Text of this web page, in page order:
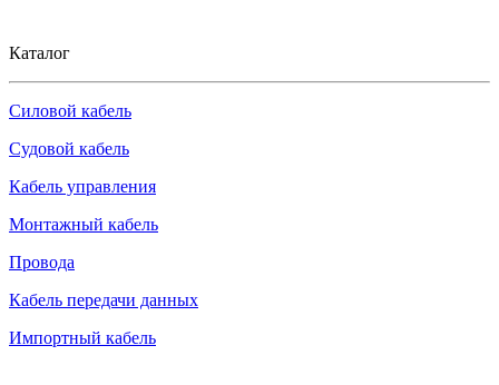
Каталог
Силовой кабель
Судовой кабель
Кабель управления
Монтажный кабель
Провода
Кабель передачи данных
Импортный кабель